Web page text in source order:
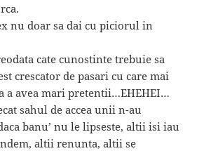
nu doar sa dai cu piciorul in
cate cunostinte trebuie sa
crescator de pasari cu care mai
a avea mari pretentii…EHEHEI…
sahul de accea unii n-au
banu’ nu le lipseste, altii isi iau
altii renunta, altii se